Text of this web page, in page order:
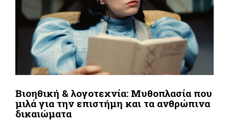
Βιοηθική & λογοτεχνία: Μυθοπλασία που
μιλά για την επιστήμη και τα ανθρώπινα
δικαιώματα